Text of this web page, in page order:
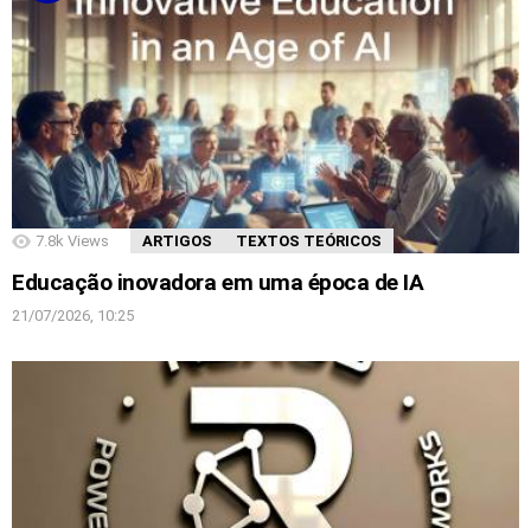
7.8k Views ARTIGOS TEXTOS TEÓRICOS
Educação inovadora em uma época de IA
21/07/2026, 10:25